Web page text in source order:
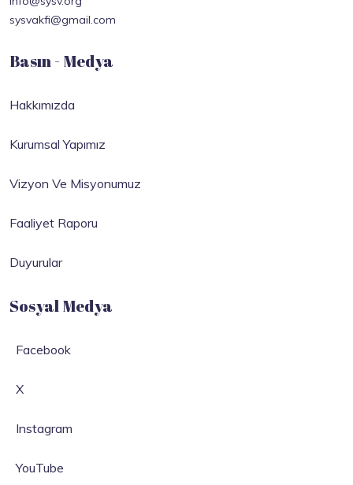
sysvakfi@gmail.com
Basın - Medya
Hakkımızda
Kurumsal Yapımız
Vizyon Ve Misyonumuz
Faaliyet Raporu
Duyurular
Sosyal Medya
Facebook
X
Instagram
YouTube